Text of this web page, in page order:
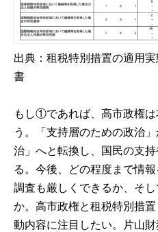
出典：租税特別措置の適用
書
もし①であれば、高市政権
う。「支持層のための政治
治」へと転換し、国民の支
る。今後、どの程度まで情
調査も厳しくできるか、そ
か。高市政権と租税特別措
動内容に注目したい。片山